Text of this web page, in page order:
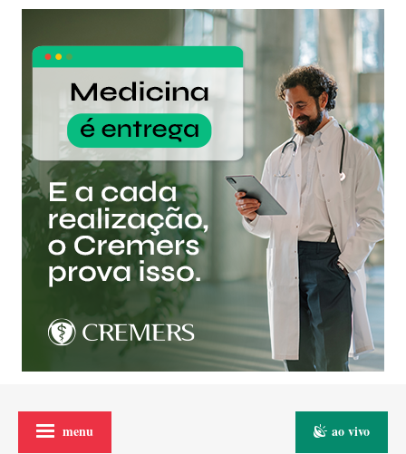
menu ao vivo